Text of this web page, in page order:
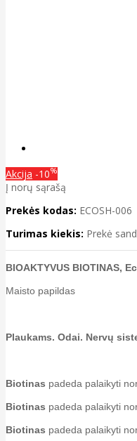
Akcija -10%
Į norų sąrašą
Prekės kodas: ECOSH-006
Turimas kiekis: Prekė
BIOAKTYVUS BIOTINAS,
Maisto papildas
Plaukams. Odai. Nervų
Biotinas padeda palaikyti
Biotinas padeda palaikyti
Biotinas padeda palaikyti